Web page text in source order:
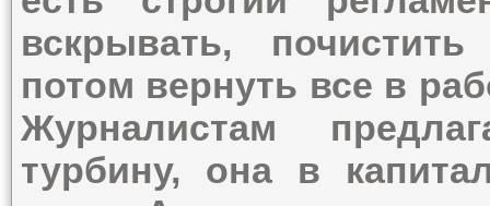
вскрывать,
потом вернуть все в
Журналистам
турбину, она в